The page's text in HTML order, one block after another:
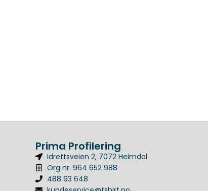
Prima Profilering
Idrettsveien 2, 7072 Heimdal
Org nr. 964 652 988
488 93 648